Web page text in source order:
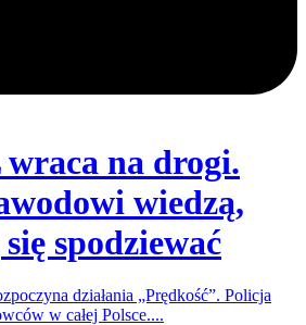
na drogi.
wiedzą,
spodziewać
działania „Prędkość”. Policja
w całej Polsce....